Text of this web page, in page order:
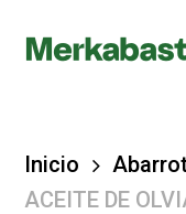
Inicio
ACEITE DE